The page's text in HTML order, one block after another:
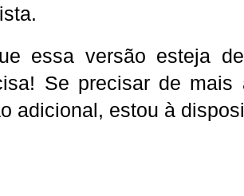
essa versão esteja
Se precisar de mais
adicional, estou à